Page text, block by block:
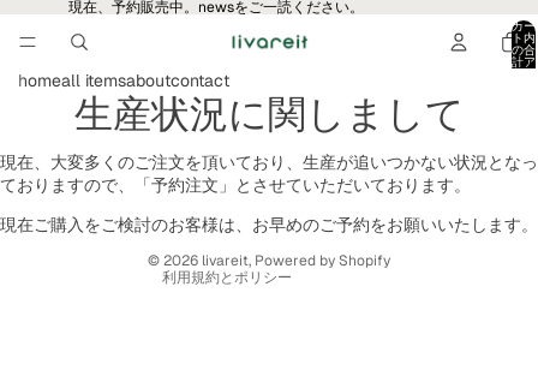
現在、予約販売中。newsをご一読ください。
カー
ト内
の合
計ア
homeall itemsaboutcontact
生産状況に関しまして
現在、大変多くのご注文を頂いており、生産が追いつかない状況となっ
ておりますので、「予約注文」とさせていただいております。
現在ご購入をご検討のお客様は、お早めのご予約をお願いいたします。
© 2026 livareit, Powered by Shopify
利用規約とポリシー
利用規約
配送ポリシー
連絡先情報
返金ポリシー